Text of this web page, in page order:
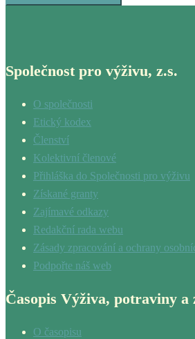
Společnost pro výživu, z.s.
O společnosti
Etický kodex
Členství
Kolektivní členové
Přihláška do Společnosti pro výživu
Získané granty
Zajímavé odkazy
Redakční rada webu
Zásady zpracování a ochrany
Podpořte náš web
Časopis Výživa, potraviny a
O časopisu